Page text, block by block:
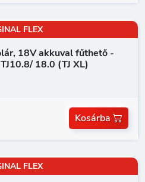
FLEX
18V akkuval fűthető -
18.0 (TJ XL)
Kosárba
FLEX